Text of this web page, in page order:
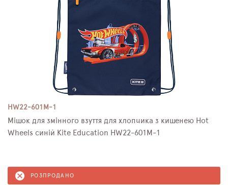
HW22-601M-1
Мішок для змінного взуття для хлопчика з кишенею Hot
Wheels синій Kite Education HW22-601M-1
РОЗПРОДАНО